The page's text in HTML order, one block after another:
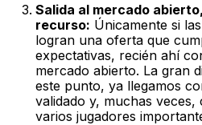
Salida al mercado
recurso: Únicamente si
logran una oferta que
expectativas, recién ahí
mercado abierto. La gran
este punto, ya llegamos
validado y, muchas
varios jugadores